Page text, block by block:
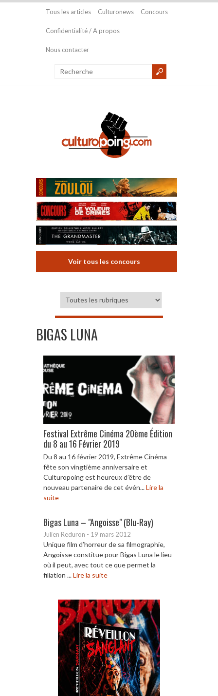
Tous les articles Culturonews Concours
Confidentialité / A propos
Nous contacter
Voir tous les concours
BIGAS LUNA
Festival Extrême Cinéma 20ème Édition
du 8 au 16 Février 2019
Du 8 au 16 février 2019, Extrême Cinéma
fête son vingtième anniversaire et
Culturopoing est heureux d’être de
nouveau partenaire de cet évén...Lire la
suite
Bigas Luna – "Angoisse" (Blu-Ray)
Julien Reduron - 19 mars 2012
Unique film d’horreur de sa filmographie,
Angoisse constitue pour Bigas Luna le lieu
où il peut, avec tout ce que permet la
filiation ...Lire la suite